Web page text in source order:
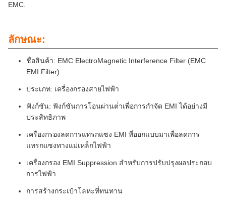
EMC.
ลักษณะ:
ชื่อสินค้า: EMC ElectroMagnetic Interference Filter (EMC
EMI Filter)
ประเภท: เครื่องกรองสายไฟฟ้า
ฟังก์ชัน: ฟังก์ชันการโอนผ่านต่ําเพื่อการกําจัด EMI ได้อย่างมี
ประสิทธิภาพ
เครื่องกรองลดการแทรกแซง EMI ที่ออกแบบมาเพื่อลดการ
แทรกแซงทางแม่เหล็กไฟฟ้า
เครื่องกรอง EMI Suppression สําหรับการปรับปรุงผลประกอบ
การไฟฟ้า
การสร้างกระเป๋าโลหะที่ทนทาน